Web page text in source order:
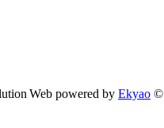
Web powered by Ekyao ©